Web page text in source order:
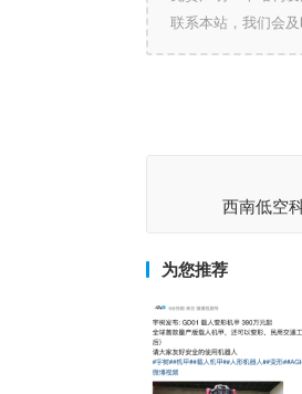
联系本站，我们会及
西南低空
为您推荐